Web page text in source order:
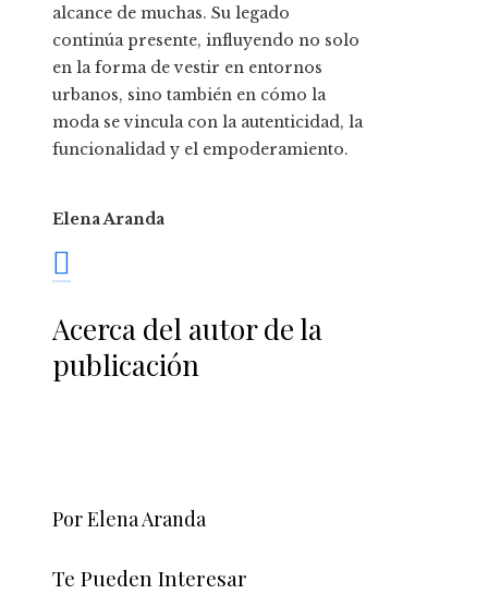
alcance de muchas. Su legado
continúa presente, influyendo no solo
en la forma de vestir en entornos
urbanos, sino también en cómo la
moda se vincula con la autenticidad, la
funcionalidad y el empoderamiento.
Elena Aranda
Acerca del autor de la
publicación
Por Elena Aranda
Te Pueden Interesar